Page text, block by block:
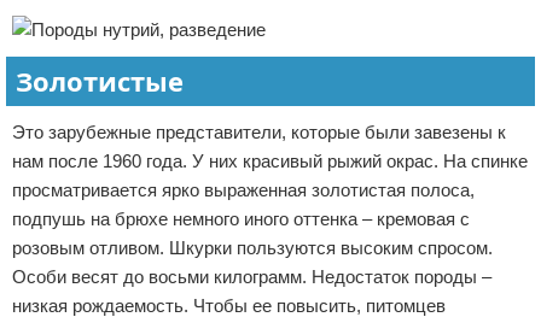
Золотистые
Это зарубежные представители, которые были завезены к
нам после 1960 года. У них красивый рыжий окрас. На спинке
просматривается ярко выраженная золотистая полоса,
подпушь на брюхе немного иного оттенка – кремовая с
розовым отливом. Шкурки пользуются высоким спросом.
Особи весят до восьми килограмм. Недостаток породы –
низкая рождаемость. Чтобы ее повысить, питомцев